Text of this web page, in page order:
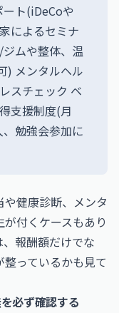
ト(iDeCoや
によるセミナ
ムや整体、温
) メンタルヘル
スチェック ベ
支援制度(月
勉強会参加に
健康診断、メンタ
付くケースもあり
報酬額だけでな
っているかも見て
必ず確認する